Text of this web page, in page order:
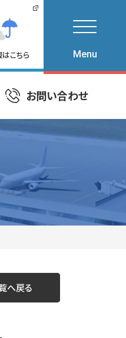
こちら
お問い合わせ
へ戻る